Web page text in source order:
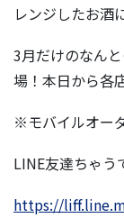
レンジしたお酒
3月だけのなん
場！本日から各
※モバイルオー
LINE友達ちゃう
https://